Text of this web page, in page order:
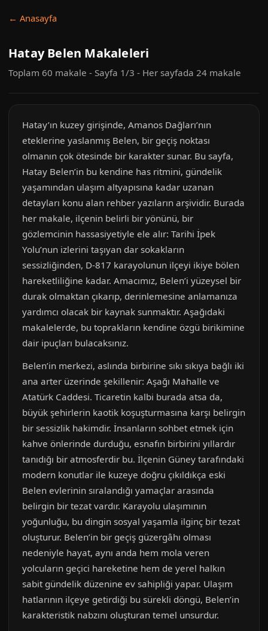
← Anasayfa
Hatay Belen Makaleleri
Toplam 60 makale - Sayfa 1/3 - Her sayfada 24 makale
Hatay’ın kuzey girişinde, Amanos Dağları’nın
eteklerine yaslanmış Belen, bir geçiş noktası
olmanın çok ötesinde bir karakter sunar. Bu sayfa,
Hatay Belen’in bu kendine has ritmini, gündelik
yaşamından ulaşım altyapısına kadar uzanan
detayları konu alan rehber yazıların arşividir. Burada
her makale, ilçenin belirli bir yönünü, bir
gözlemcinin hassasiyetiyle ele alır: Tarihi İpek
Yolu’nun izlerini taşıyan dar sokakların
sessizliğinden, D-817 karayolunun ilçeyi ikiye bölen
hareketliliğine kadar. Amacımız, Belen’i yüzeysel bir
durak olmaktan çıkarıp, derinlemesine anlamanıza
yardımcı olacak bir kaynak sunmaktır. Aşağıdaki
makalelerde, bu toprakların kendine özgü birikimine
dair ipuçları bulacaksınız.
Belen’in merkezi, aslında birbirine sıkı sıkıya bağlı iki
ana arter üzerinde şekillenir: Aşağı Mahalle ve
Atatürk Caddesi. Ticaretin kalbi burada atsa da,
büyük şehirlerin kaotik koşuşturmasına karşı belirgin
bir sessizlik hakimdir. İnsanların sohbet etmek için
kahve önlerinde durduğu, esnafın birbirini yıllardır
tanıdığı bir atmosferdir bu. İlçenin Güney tarafındaki
modern konutlar ile kuzeye doğru çıkıldıkça eski
Belen evlerinin sıralandığı yamaçlar arasında
belirgin bir tezat vardır. Karayolu ulaşımının
yoğunluğu, bu dingin sosyal yaşamla ilginç bir tezat
oluşturur. Belen’in bir geçiş güzergâhı olması
nedeniyle hayat, aynı anda hem mola veren
yolcuların geçici hareketine hem de yerel halkın
sabit gündelik düzenine ev sahipliği yapar. Ulaşım
hatlarının ilçeye getirdiği bu sürekli döngü, Belen’in
karakteristik nabzını oluşturan temel unsurdur.